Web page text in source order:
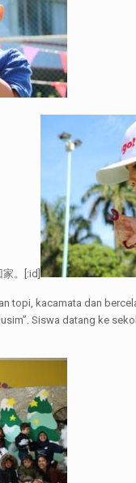
家。[:id]
topi, kacamata dan
Siswa datang ke